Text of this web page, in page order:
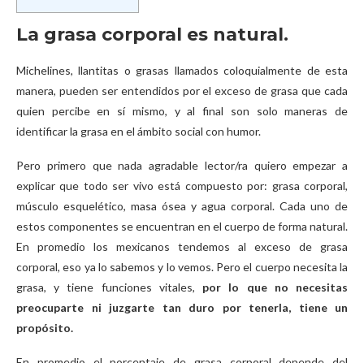
La grasa corporal es natural.
Michelines, llantitas o grasas llamados coloquialmente de esta
manera, pueden ser entendidos por el exceso de grasa que cada
quien percibe en sí mismo, y al final son solo maneras de
identificar la grasa en el ámbito social con humor.
Pero primero que nada agradable lector/ra quiero empezar a
explicar que todo ser vivo está compuesto por: grasa corporal,
músculo esquelético, masa ósea y agua corporal. Cada uno de
estos componentes se encuentran en el cuerpo de forma natural.
En promedio los mexicanos tendemos al exceso de grasa
corporal, eso ya lo sabemos y lo vemos. Pero el cuerpo necesita la
grasa, y tiene funciones vitales, por lo que no necesitas
preocuparte ni juzgarte tan duro por tenerla, tiene un
propósito.